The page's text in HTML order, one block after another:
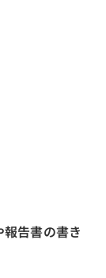
告書の書き